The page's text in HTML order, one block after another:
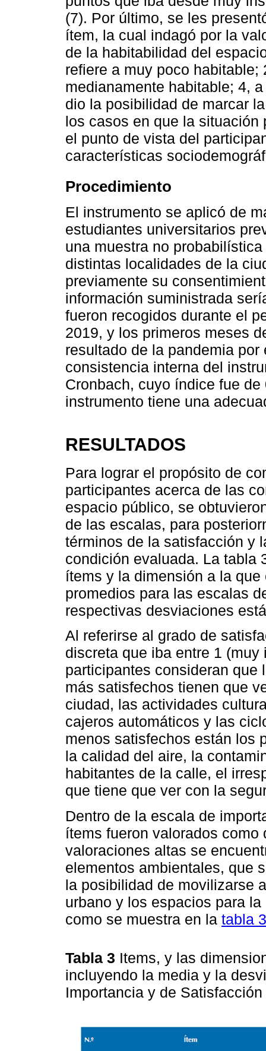
(7). Por último, se les
ítem, la cual indagó por la
de la habitabilidad del
refiere a muy poco
medianamente habitable; 4,
dio la posibilidad de marcar
los casos en que la situación
el punto de vista del
características
Procedimiento
El instrumento se aplicó de
estudiantes universitarios
una muestra no
distintas localidades de la
previamente su
información suministrada
fueron recogidos durante el
2019, y los primeros meses
resultado de la pandemia
consistencia interna del
Cronbach, cuyo índice fue
instrumento tiene una
RESULTADOS
Para lograr el propósito de
participantes acerca de las
espacio público, se
de las escalas, para
términos de la satisfacción y
condición evaluada. La tabla
ítems y la dimensión a la
promedios para las escalas
respectivas desviaciones
Al referirse al grado de
discreta que iba entre 1
participantes consideran
más satisfechos tienen que
ciudad, las actividades
cajeros automáticos y las
menos satisfechos están los
la calidad del aire, la
habitantes de la calle, el
que tiene que ver con la
Dentro de la escala de
ítems fueron valorados
valoraciones altas se
elementos ambientales, que
la posibilidad de movilizarse
urbano y los espacios para
como se muestra en la tabla 3
Tabla 3 Items, y las
incluyendo la media y la
Importancia y de Satisfacción